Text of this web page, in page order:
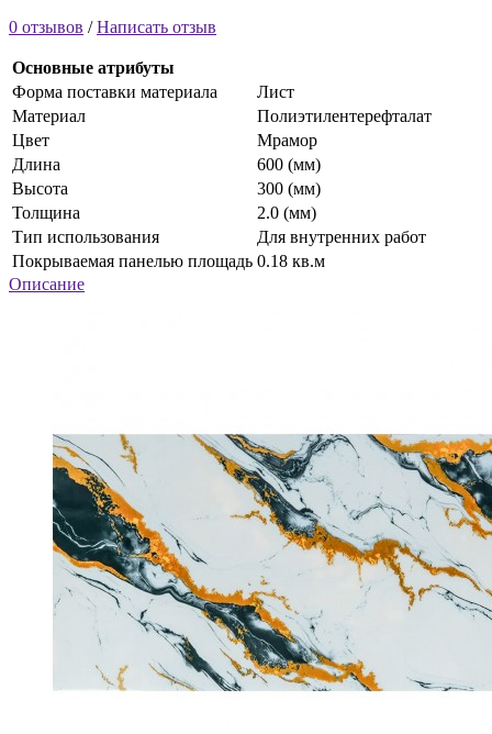
0 отзывов /Написать отзыв
Основные атрибуты
Форма поставки материала
Лист
Материал
Полиэтилентерефталат
Цвет
Мрамор
Длина
600 (мм)
Высота
300 (мм)
Толщина
2.0 (мм)
Тип использования
Для внутренних работ
Покрываемая панелью площадь 0.18 кв.м
Описание